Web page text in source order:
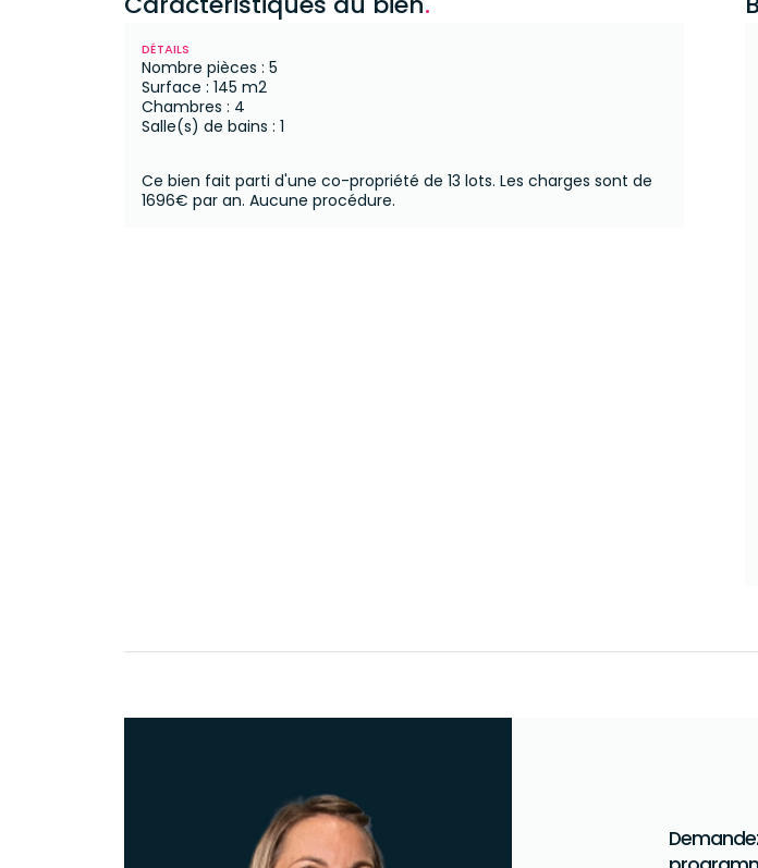
DÉTAILS
Nombre pièces : 5
Surface : 145 m2
Chambres : 4
Salle(s) de bains : 1
Ce bien fait parti d'une co-propriété de 13 lots. Les charges sont de
1696€ par an. Aucune procédure.